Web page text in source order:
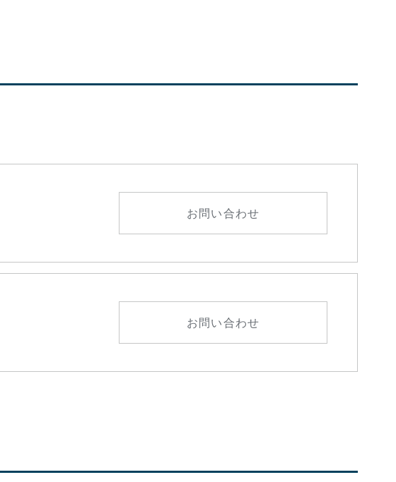
お問い合わせ
お問い合わせ